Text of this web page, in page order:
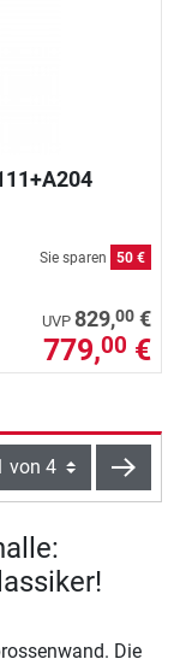
Sie sparen 50 €
UVP 829,00 €
779,00 €
Die